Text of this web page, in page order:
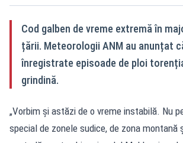
Cod galben de vreme extremă în
țării. Meteorologii ANM au anunțat
înregistrate episoade de ploi
grindină.
„Vorbim și astăzi de o vreme instabilă. Nu
special de zonele sudice, de zona montană